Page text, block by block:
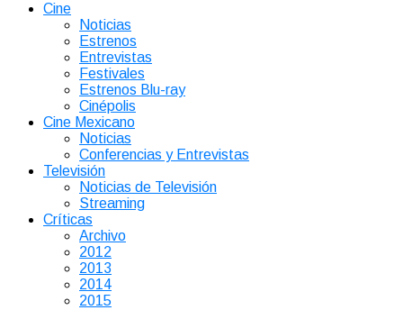
Cine
Noticias
Estrenos
Entrevistas
Festivales
Estrenos Blu-ray
Cinépolis
Cine Mexicano
Noticias
Conferencias y Entrevistas
Televisión
Noticias de Televisión
Streaming
Críticas
Archivo
2012
2013
2014
2015